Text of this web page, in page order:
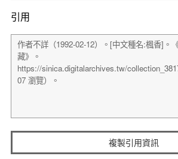
引用
複製引用資訊